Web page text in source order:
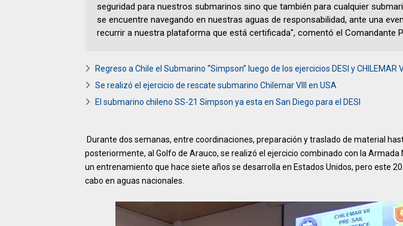
seguridad para nuestros submarinos sino que también para cualquier
se encuentre navegando en nuestras aguas de responsabilidad, ante una
recurrir a nuestra plataforma que está certificada", comentó el Comandante
Regreso a Chile el Submarino “Simpson” luego de los ejercicios DESI y CHILEMAR
Se realizó el ejercicio de rescate submarino Chilemar VIII en USA
El submarino chileno SS-21 Simpson ya esta en San Diego para el DESI
Durante dos semanas, entre coordinaciones, preparación y traslado de material
posteriormente, al Golfo de Arauco, se realizó el ejercicio combinado con la Armada
un entrenamiento que hace siete años se desarrolla en Estados Unidos, pero este
cabo en aguas nacionales.